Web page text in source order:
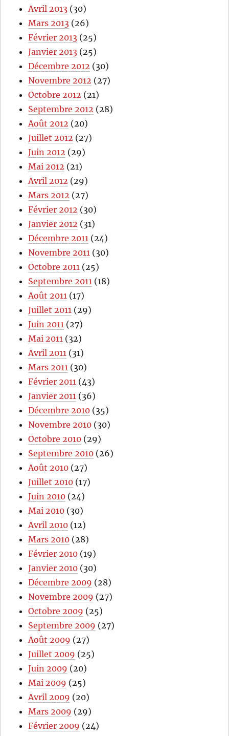
Avril 2013 (30)
Mars 2013 (26)
Février 2013 (25)
Janvier 2013 (25)
Décembre 2012 (30)
Novembre 2012 (27)
Octobre 2012 (21)
Septembre 2012 (28)
Août 2012 (20)
Juillet 2012 (27)
Juin 2012 (29)
Mai 2012 (21)
Avril 2012 (29)
Mars 2012 (27)
Février 2012 (30)
Janvier 2012 (31)
Décembre 2011 (24)
Novembre 2011 (30)
Octobre 2011 (25)
Septembre 2011 (18)
Août 2011 (17)
Juillet 2011 (29)
Juin 2011 (27)
Mai 2011 (32)
Avril 2011 (31)
Mars 2011 (30)
Février 2011 (43)
Janvier 2011 (36)
Décembre 2010 (35)
Novembre 2010 (30)
Octobre 2010 (29)
Septembre 2010 (26)
Août 2010 (27)
Juillet 2010 (17)
Juin 2010 (24)
Mai 2010 (30)
Avril 2010 (12)
Mars 2010 (28)
Février 2010 (19)
Janvier 2010 (30)
Décembre 2009 (28)
Novembre 2009 (27)
Octobre 2009 (25)
Septembre 2009 (27)
Août 2009 (27)
Juillet 2009 (25)
Juin 2009 (20)
Mai 2009 (25)
Avril 2009 (20)
Mars 2009 (29)
Février 2009 (24)